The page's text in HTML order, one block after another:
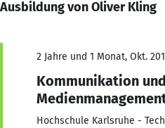
Ausbildung von Oliver Kling
2 Jahre und 1 Monat, Okt.
Kommunikation und
Hochschule Karlsruhe -